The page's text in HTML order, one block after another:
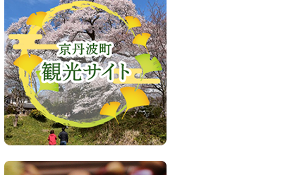
町
京
丹
波
波
町
観
光
サ
イ
ト
ふ